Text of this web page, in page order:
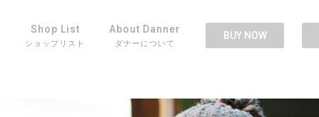
Shop List
ショップリスト
About Danner
ダナーについて
BUY NOW